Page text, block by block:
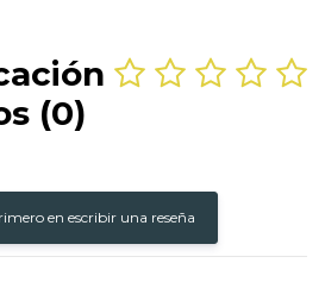
(0)
en escribir una reseña